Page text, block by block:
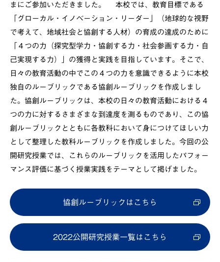
まにご参加いただきました。 本校では、教育目標である
「グローカル・イノベーション・リーダー」（地球的な視野
で考えて、地域社会と協創する人材）の育成の達成のために
「４つの力（探究型学力・協創する力・社会参画する力・自
己実現する力）」の獲得と実践を目指しています。そこで、
日々の教育活動の中でこの４つの力を意識できるように本校
独自のルーブリックである協創ルーブリックを作成しまし
た。協創ルーブリックは、本校の日々の教育活動における４
つの力に対するさまざまな到達度を測るものであり、この協
創ルーブリックとともに各教科において身につけてほしい力
として整理した教科ルーブリックを作成しました。今回の公
開研究授業では、これらのルーブリックを活用したパフォー
マンス評価に基づく授業実践をテーマとして掲げました。
協創ルーブリックはこちら
2022公開研究授業一覧はこちら